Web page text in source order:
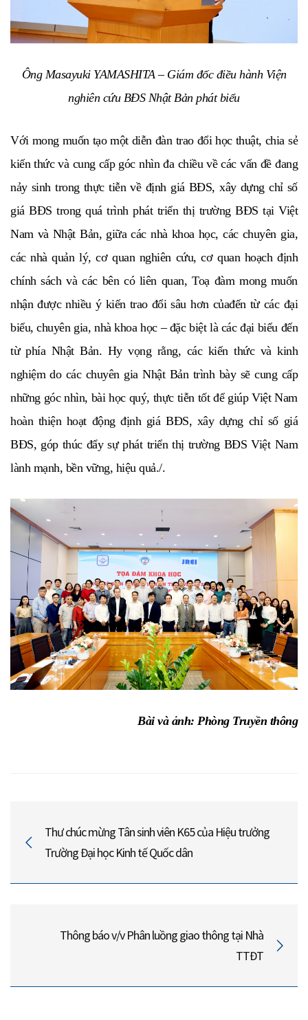
Ông Masayuki YAMASHITA – Giám đốc điều hành Viện
nghiên cứu BĐS Nhật Bản phát biểu
Với mong muốn tạo một diễn đàn trao đổi học thuật, chia sẻ
kiến thức và cung cấp góc nhìn đa chiều về các vấn đề đang
nảy sinh trong thực tiễn về định giá BĐS, xây dựng chỉ số
giá BĐS trong quá trình phát triển thị trường BĐS tại Việt
Nam và Nhật Bản, giữa các nhà khoa học, các chuyên gia,
các nhà quản lý, cơ quan nghiên cứu, cơ quan hoạch định
chính sách và các bên có liên quan, Toạ đàm mong muốn
nhận được nhiều ý kiến trao đổi sâu hơn củađến từ các đại
biểu, chuyên gia, nhà khoa học – đặc biệt là các đại biểu đến
từ phía Nhật Bản. Hy vọng rằng, các kiến thức và kinh
nghiệm do các chuyên gia Nhật Bản trình bày sẽ cung cấp
những góc nhìn, bài học quý, thực tiễn tốt để giúp Việt Nam
hoàn thiện hoạt động định giá BĐS, xây dựng chỉ số giá
BĐS, góp thúc đẩy sự phát triển thị trường BĐS Việt Nam
lành mạnh, bền vững, hiệu quả./.
Bài và ảnh: Phòng Truyền thông
Thư chúc mừng Tân sinh viên K65 của Hiệu trưởng
Trường Đại học Kinh tế Quốc dân
Thông báo v/v Phân luồng giao thông tại Nhà
TTĐT